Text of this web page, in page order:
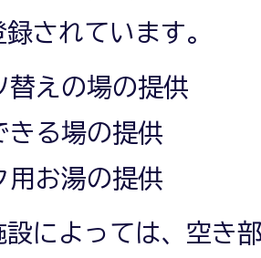
されています。
替えの場の提供
きる場の提供
用お湯の提供
設によっては、空き